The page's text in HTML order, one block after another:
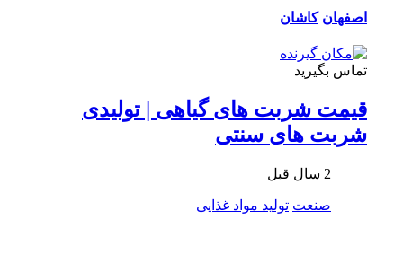
اصفهان کاشان
تماس بگیرید
قیمت شربت های گیاهی | تولیدی
شربت های سنتی
2 سال قبل
صنعت تولید مواد غذایی